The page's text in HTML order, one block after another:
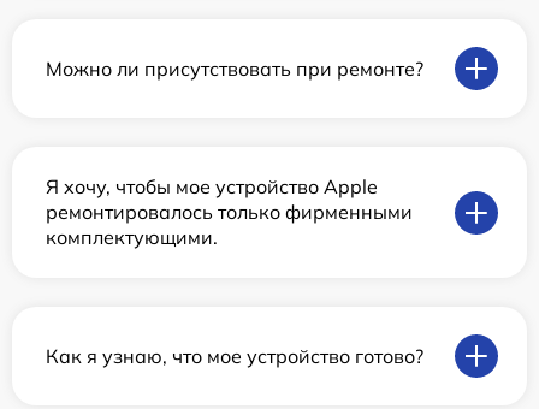
Можно ли присутствовать при ремонте?
Я хочу, чтобы мое устройство Apple
ремонтировалось только фирменными
комплектующими.
Как я узнаю, что мое устройство готово?